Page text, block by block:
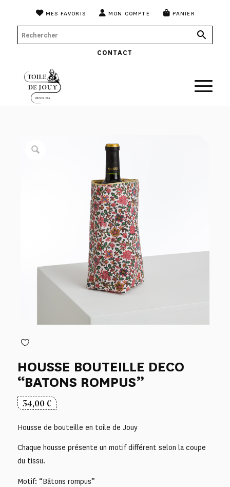
MES FAVORIS MON COMPTE PANIER
CONTACT
HOUSSE BOUTEILLE DECO
“BATONS ROMPUS”
34,00€
Housse de bouteille en toile de Jouy
Chaque housse présente un motif différent selon la coupe
du tissu.
Motif: “Bâtons rompus”